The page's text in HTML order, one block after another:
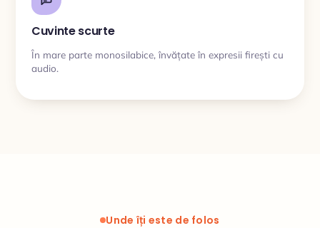
Cuvinte scurte
În mare parte monosilabice, învățate în expresii firești cu
audio.
Unde îți este de folos